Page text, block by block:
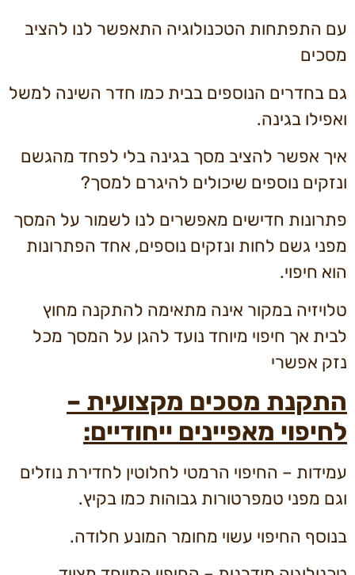
עם התפתחות הטכנולוגיה התאפשר לנו להציב
מסכים
גם בחדרים הנוספים בבית כמו חדר השינה למשל
ואפילו בגינה.
איך אפשר להציב מסך בגינה בלי לפחד מהגשם
ונזקים נוספים שיכולים להיגרם למסך?
פתרונות חדישים מאפשרים לנו לשמור על המסך
מפני גשם לחות ונזקים נוספים, אחד הפתרונות
הוא חיפוי.
טלויזיה במקור אינה מתאימה להתקנה מחוץ
לבית אך חיפוי מיוחד נועד להגן על המסך מכל
נזק אפשרי
התקנת מסכים מקצועית –
לחיפוי מאפיינים ייחודיים:
עמידות – החיפוי הרמטי לחלוטין לחדירת נוזלים
וגם מפני טמפרטורות גבוהות כמו בקיץ.
בנוסף החיפוי עשוי מחומר המונע חלודה.